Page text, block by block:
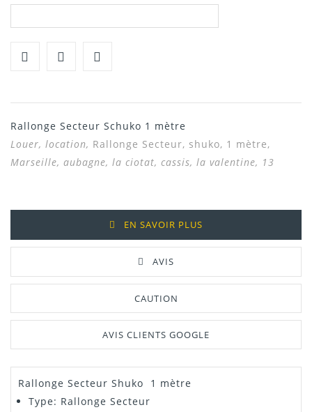
Rallonge Secteur Schuko 1 mètre
Louer, location, Rallonge Secteur, shuko, 1 mètre,
Marseille, aubagne, la ciotat, cassis, la valentine, 13
EN SAVOIR PLUS
AVIS
CAUTION
AVIS CLIENTS GOOGLE
Rallonge Secteur Shuko 1 mètre
Type: Rallonge Secteur